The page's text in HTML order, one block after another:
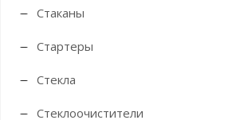
Стаканы
Стартеры
Стекла
Стеклоочистители